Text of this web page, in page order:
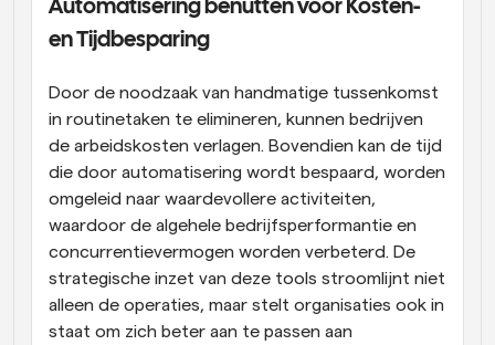
Automatisering benutten voor Kosten-
en Tijdbesparing
Door de noodzaak van handmatige tussenkomst
in routinetaken te elimineren, kunnen bedrijven
de arbeidskosten verlagen. Bovendien kan de tijd
die door automatisering wordt bespaard, worden
omgeleid naar waardevollere activiteiten,
waardoor de algehele bedrijfsperformantie en
concurrentievermogen worden verbeterd. De
strategische inzet van deze tools stroomlijnt niet
alleen de operaties, maar stelt organisaties ook in
staat om zich beter aan te passen aan